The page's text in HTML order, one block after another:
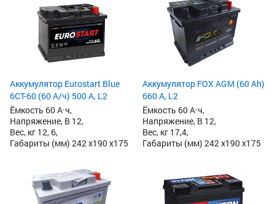
Аккумулятор Eurostart Blue
6CT-60 (60 А/ч) 500 А, L2
Ёмкость 60 А·ч,
Напряжение, В 12,
Вес, кг 12, 6,
Габариты (мм) 242 x190 x175
Аккумулятор FOX AGM (60 Ah)
660 А, L2
Ёмкость 60 А·ч,
Напряжение, В 12,
Вес, кг 17,4,
Габариты (мм) 242 x190 x175